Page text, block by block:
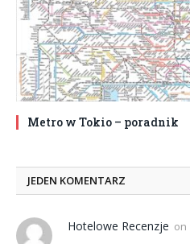
Metro w Tokio – poradnik
JEDEN KOMENTARZ
Hotelowe Recenzje on